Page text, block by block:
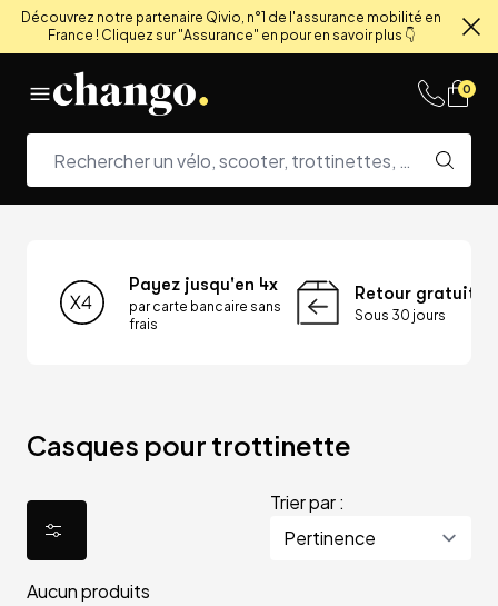
Découvrez notre partenaire Qivio, n°1 de l'assurance mobilité en
France ! Cliquez sur "Assurance" en pour en savoir plus 👇
0
Payez jusqu'en 4x
par carte bancaire sans
frais
Retour gratuit
Sous 30 jours
Casques pour trottinette
Trier par :
Aucun produits